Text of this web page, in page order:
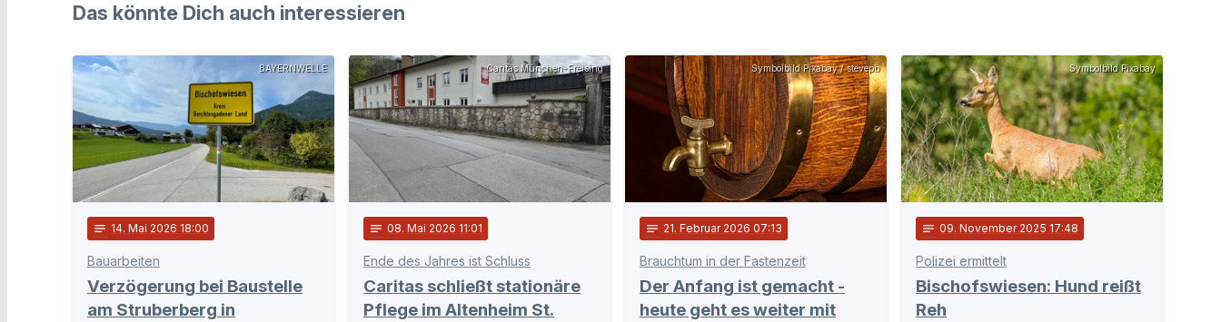
Das könnte Dich auch interessieren
BAYERNWELLE
notes 14. Mai 2026 18:00
Bauarbeiten
Verzögerung bei Baustelle
am Struberberg in
Caritas München-Freising
notes 08. Mai 2026 11:01
Ende des Jahres ist Schluss
Caritas schließt stationäre
Pflege im Altenheim St.
Symbolbild Pixabay / stevepb
notes 21. Februar 2026 07:13
Brauchtum in der Fastenzeit
Der Anfang ist gemacht -
heute geht es weiter mit
Symbolbild Pixabay
notes 09. November 2025 17:48
Polizei ermittelt
Bischofswiesen: Hund reißt
Reh